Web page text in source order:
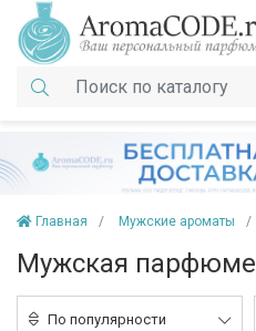
Главная Мужские ароматы
Мужская
По популярности